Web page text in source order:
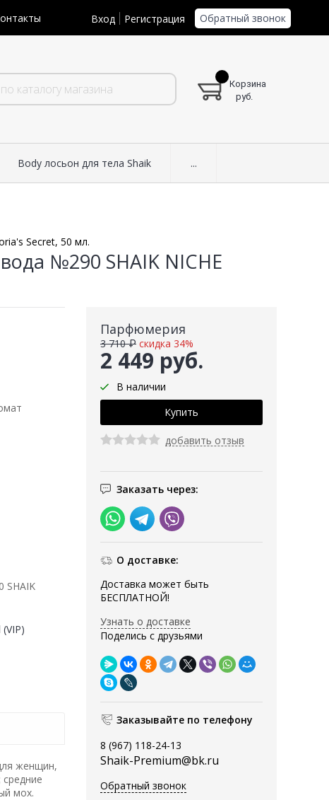
Вход Регистрация Обратный звонок
Корзина
руб.
Body лосьон для тела Shaik ...
Secret, 50 мл.
№290 SHAIK NICHE
Парфюмерия
2 449 руб.
3 710 ₽ скидка 34%
В наличии
добавить отзыв
Заказать через:
О доставке:
Доставка может быть
БЕСПЛАТНОЙ!
Узнать о доставке
Поделись с друзьями
Заказывайте по телефону
8 (967) 118-24-13
Shaik-Premium@bk.ru
Обратный звонок
SHAIK
женщин,
мох.